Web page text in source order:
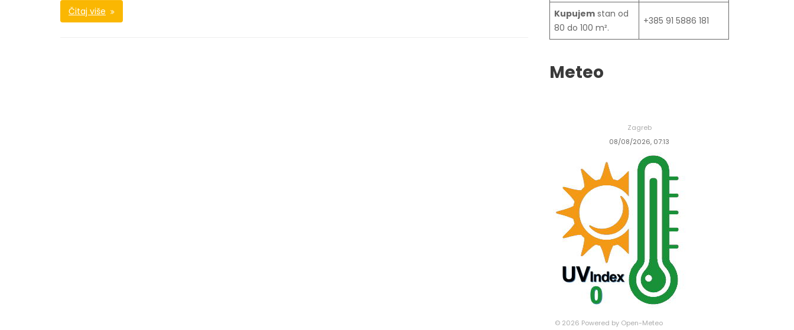
Čitaj više Kupujem stan od
80 do 100 m².
+385 91 5886 181
Meteo
Zagreb
08/08/2026, 07:13
© 2026 Powered by Open-Meteo